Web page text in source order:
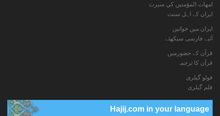
امهات المؤمنين كي سيرت
ایران کے اہل سنت
ایران میں خواتین
آئیے فارسی سیکھئے
قرآن کے حضورمیں
قرآن کا ترجمہ
فوٹو گيلری
فلم گیلری
Hajij.com in your language